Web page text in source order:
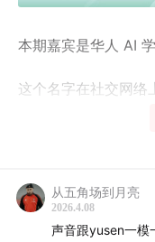
本期嘉宾是华人 AI 学
这个名字在社交网络
Meta 研究总监的田
2026 年的第一天，田
，再次引发全网
从五角场到月亮
2026.4.08
声音跟yusen一模